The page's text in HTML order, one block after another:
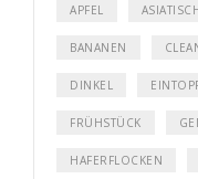
APFEL
BANANEN
DINKEL
FRÜHSTÜCK
HAFERFLOCKEN